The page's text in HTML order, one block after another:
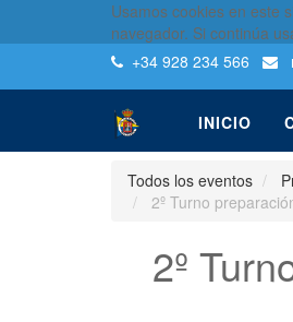
Usamos cookies en este
navegador. Si continúa
+34 928 234 566
INICIO
Todos los eventos
2º Turno
2º